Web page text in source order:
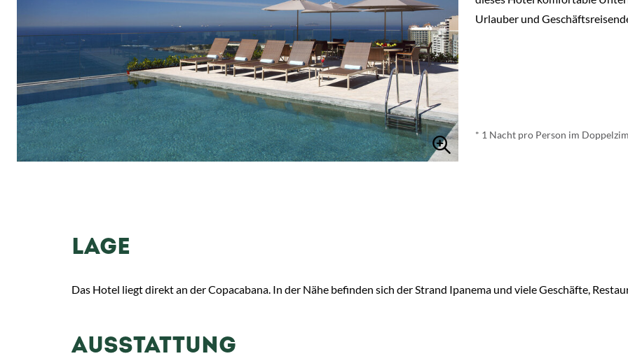
Urlauber und
* 1 Nacht pro Person im
LAGE
Das Hotel liegt direkt an der Copacabana. In der Nähe befinden sich der Strand Ipanema und viele Geschäfte,
AUSSTATTUNG